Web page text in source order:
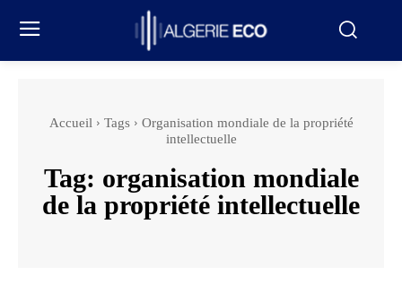
Accueil Tags
Organisation mondiale de la propriété
intellectuelle
Tag: organisation mondiale
de la propriété intellectuelle